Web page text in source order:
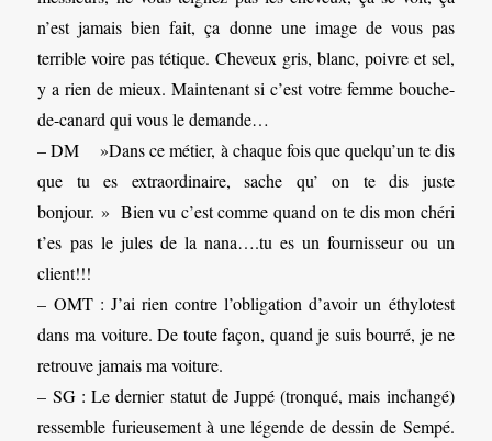
n’est jamais bien fait, ça donne une image de vous pas
terrible voire pas tétique. Cheveux gris, blanc, poivre et sel,
y a rien de mieux. Maintenant si c’est votre femme bouche-
de-canard qui vous le demande…
– DM »Dans ce métier, à chaque fois que quelqu’un te dis
que tu es extraordinaire, sache qu’ on te dis juste
bonjour. » Bien vu c’est comme quand on te dis mon chéri
t’es pas le jules de la nana….tu es un fournisseur ou un
client!!!
– OMT : J’ai rien contre l’obligation d’avoir un éthylotest
dans ma voiture. De toute façon, quand je suis bourré, je ne
retrouve jamais ma voiture.
– SG : Le dernier statut de Juppé (tronqué, mais inchangé)
ressemble furieusement à une légende de dessin de Sempé.